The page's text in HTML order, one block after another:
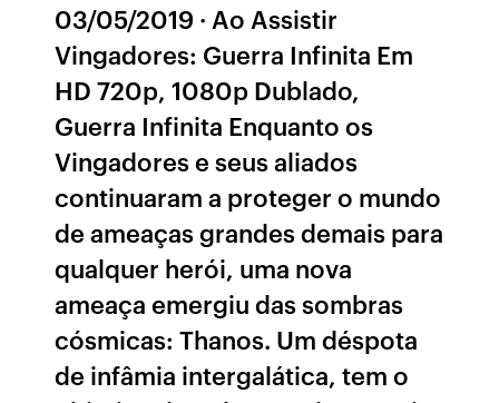
03/05/2019 · Ao Assistir
Vingadores: Guerra Infinita Em
HD 720p, 1080p Dublado,
Guerra Infinita Enquanto os
Vingadores e seus aliados
continuaram a proteger o mundo
de ameaças grandes demais para
qualquer herói, uma nova
ameaça emergiu das sombras
cósmicas: Thanos. Um déspota
de infâmia intergalática, tem o